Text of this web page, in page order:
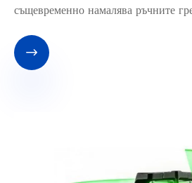
същевременно намалява ръчните
